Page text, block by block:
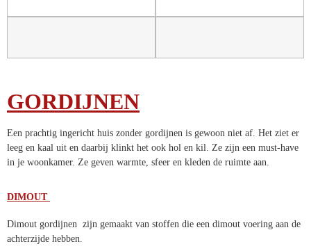
GORDIJNEN
Een prachtig ingericht huis zonder gordijnen is gewoon niet af. Het
ziet er leeg en kaal uit en daarbij klinkt het ook hol en kil. Ze zijn een
must-have in je woonkamer. Ze geven warmte, sfeer en kleden de
Dimout gordijnen zijn gemaakt van stoffen die een dimout voering